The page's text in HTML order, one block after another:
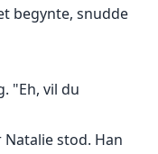
begynte, snudde
"Eh, vil du
stod. Han